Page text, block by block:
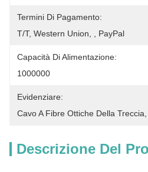
Termini Di Pagamento:
T/T, Western Union, , PayPal
Capacità Di Alimentazione:
1000000
Evidenziare:
Cavo A Fibre Ottiche Della Treccia
Descrizione Del